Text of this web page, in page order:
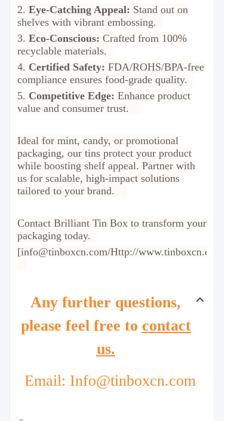
2. Eye-Catching Appeal: Stand out on
shelves with vibrant embossing.
3. Eco-Conscious: Crafted from 100%
recyclable materials.
4. Certified Safety: FDA/ROHS/BPA-free
compliance ensures food-grade quality.
5. Competitive Edge: Enhance product
value and consumer trust.
Ideal for mint, candy, or promotional
packaging, our tins protect your product
while boosting shelf appeal. Partner with
us for scalable, high-impact solutions
tailored to your brand.
Contact Brilliant Tin Box to transform your
packaging today.
[info@tinboxcn.com/Http://www.tinboxcn.com]
Any further questions,
please feel free to contact
us.
Email: Info@tinboxcn.com